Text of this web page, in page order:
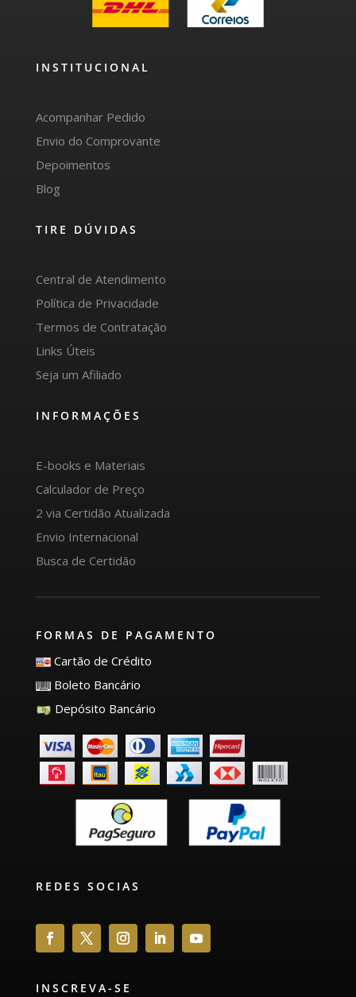
INSTITUCIONAL
Acompanhar Pedido
Envio do Comprovante
Depoimentos
Blog
TIRE DÚVIDAS
Central de Atendimento
Política de Privacidade
Termos de Contratação
Links Úteis
Seja um Afiliado
INFORMAÇÕES
E-books e Materiais
Calculador de Preço
2 via Certidão Atualizada
Envio Internacional
Busca de Certidão
FORMAS DE PAGAMENTO
Cartão de Crédito
Boleto Bancário
Depósito Bancário
REDES SOCIAS
INSCREVA-SE